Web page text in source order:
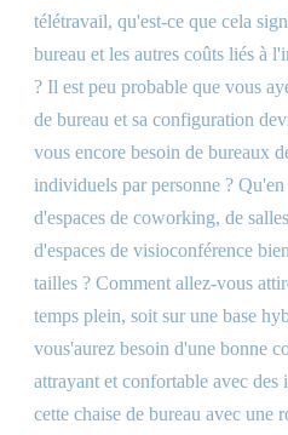
télétravail, qu'est-ce que cela
bureau et les autres coûts liés à
? Il est peu probable que vous
de bureau et sa configuration
vous encore besoin de bureaux
individuels par personne ?
d'espaces de coworking, de
d'espaces de visioconférence
tailles ? Comment allez-vous
temps plein, soit sur une base
vous'aurez besoin d'une bonne
attrayant et confortable avec des
cette chaise de bureau avec une